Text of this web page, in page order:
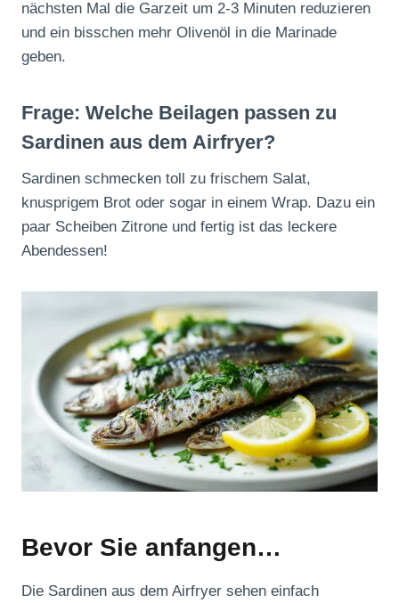
nächsten Mal die Garzeit um 2-3 Minuten reduzieren
und ein bisschen mehr Olivenöl in die Marinade
geben.
Frage: Welche Beilagen passen zu
Sardinen aus dem Airfryer?
Sardinen schmecken toll zu frischem Salat,
knusprigem Brot oder sogar in einem Wrap. Dazu ein
paar Scheiben Zitrone und fertig ist das leckere
Abendessen!
Bevor Sie anfangen…
Die Sardinen aus dem Airfryer sehen einfach